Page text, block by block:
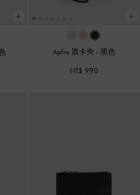
Apfra 票卡夾 -黑色
NT$ 990